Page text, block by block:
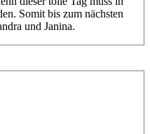
Somit bis zum nächsten
und Janina.